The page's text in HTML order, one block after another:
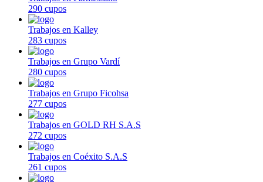
290 cupos
Trabajos en Kalley
283 cupos
Trabajos en Grupo Vardí
280 cupos
Trabajos en Grupo Ficohsa
277 cupos
Trabajos en GOLD RH S.A.S
272 cupos
Trabajos en Coéxito S.A.S
261 cupos